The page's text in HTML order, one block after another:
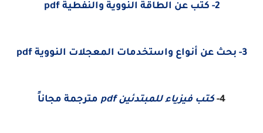
2- كتب عن الطاقة النووية والنفطية pdf
3- بحث عن أنواع واستخدمات المعجلات النووية pdf
4- كتب فيزياء للمبتدئين pdf مترجمة مجاناً